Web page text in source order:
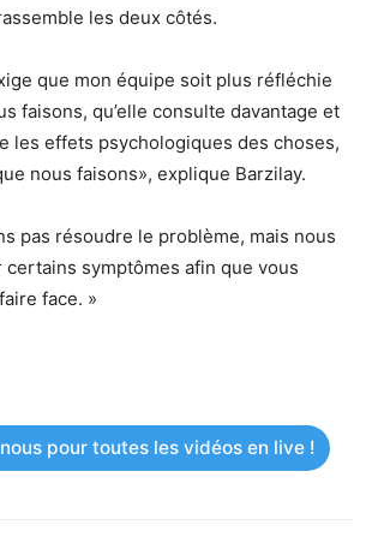
les deux côtés.
que mon équipe soit plus réfléchie
faisons, qu’elle consulte davantage et
les effets psychologiques des choses,
nous faisons», explique Barzilay.
pas résoudre le problème, mais nous
certains symptômes afin que vous
face. »
pour toutes les vidéos en live !